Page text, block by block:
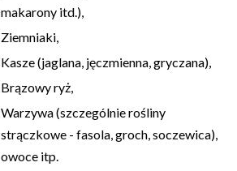
makarony itd.),
Ziemniaki,
Kasze (jaglana, jęczmienna, gryczana),
Brązowy ryż,
Warzywa (szczególnie rośliny
strączkowe - fasola, groch, soczewica),
owoce itp.